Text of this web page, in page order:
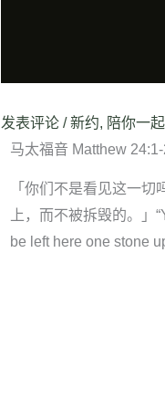
发表评论 /新约, 陪你一
马太福音 Matthew 24:1-
「你们不是看见这一
上，而不被拆毁的。」
be left here one stone